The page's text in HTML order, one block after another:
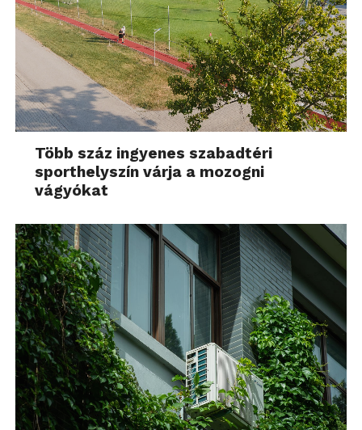
Több száz ingyenes szabadtéri
sporthelyszín várja a mozogni
vágyókat